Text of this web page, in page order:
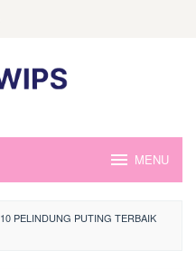
MENU
10 PELINDUNG PUTING TERBAIK